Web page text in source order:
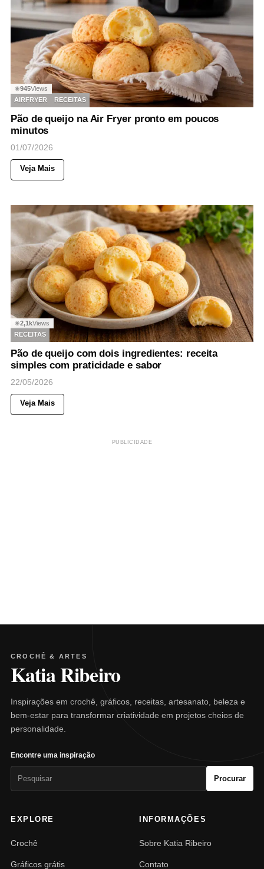
◉945Views
AIRFRYER
RECEITAS
Pão de queijo na Air Fryer pronto em poucos
minutos
01/07/2026
Veja Mais
◉2,1kViews
RECEITAS
Pão de queijo com dois ingredientes: receita
simples com praticidade e sabor
22/05/2026
Veja Mais
PUBLICIDADE
CROCHÊ & ARTES
Katia Ribeiro
Inspirações em crochê, gráficos, receitas, artesanato, beleza e
bem-estar para transformar criatividade em projetos cheios de
personalidade.
Encontre uma inspiração
Procurar
EXPLORE
Crochê
Gráficos grátis
INFORMAÇÕES
Sobre Katia Ribeiro
Contato